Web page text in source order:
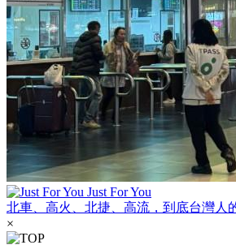
Just For You
北車、高火、北捷、高流，到底台灣人
×